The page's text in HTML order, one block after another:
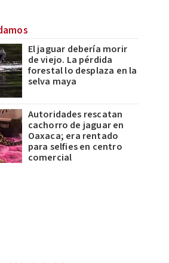
El jaguar debería morir
de viejo. La pérdida
forestal lo desplaza en la
selva maya
Autoridades rescatan
cachorro de jaguar en
Oaxaca; era rentado
para selfies en centro
comercial